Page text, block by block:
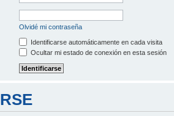
Olvidé mi contraseña
Identificarse automáticamente en cada visita
Ocultar mi estado de conexión en esta sesión